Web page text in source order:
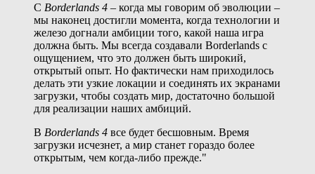
С Borderlands 4 – когда мы говорим об эволюции –
мы наконец достигли момента, когда технологии и
железо догнали амбиции того, какой наша игра
должна быть. Мы всегда создавали Borderlands с
ощущением, что это должен быть широкий,
открытый опыт. Но фактически нам приходилось
делать эти узкие локации и соединять их экранами
загрузки, чтобы создать мир, достаточно большой
для реализации наших амбиций.
В Borderlands 4 все будет бесшовным. Время
загрузки исчезнет, а мир станет гораздо более
открытым, чем когда-либо прежде."